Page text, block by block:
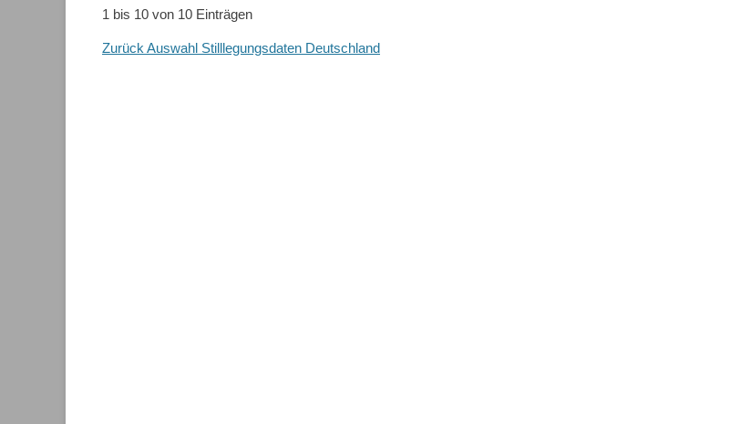
1 bis 10 von 10 Einträgen
Zurück Auswahl Stilllegungsdaten Deutschland